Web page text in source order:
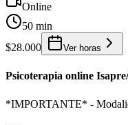
Online
50 min
$28.000
Ver horas
Psicoterapia online
*IMPORTANTE* -